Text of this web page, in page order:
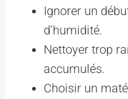
Ignorer un
d’humidité.
Nettoyer trop
accumulés.
Choisir un